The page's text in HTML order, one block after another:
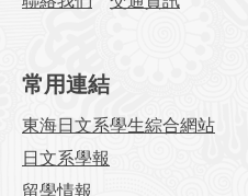
常用連結
東海日文系學生綜合網站
日文系學報
留學情報